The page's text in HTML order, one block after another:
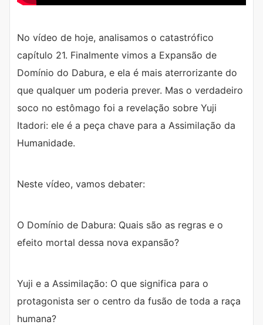
No vídeo de hoje, analisamos o catastrófico
capítulo 21. Finalmente vimos a Expansão de
Domínio do Dabura, e ela é mais aterrorizante do
que qualquer um poderia prever. Mas o verdadeiro
soco no estômago foi a revelação sobre Yuji
Itadori: ele é a peça chave para a Assimilação da
Humanidade.
Neste vídeo, vamos debater:
O Domínio de Dabura: Quais são as regras e o
efeito mortal dessa nova expansão?
Yuji e a Assimilação: O que significa para o
protagonista ser o centro da fusão de toda a raça
humana?